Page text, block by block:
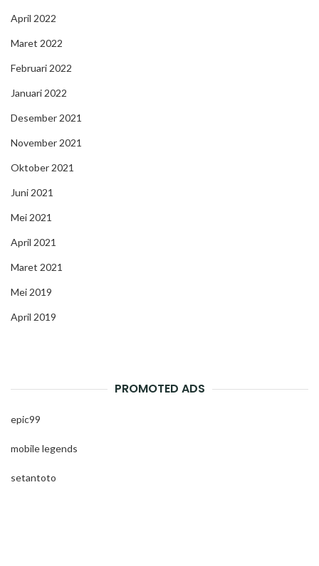
April 2022
Maret 2022
Februari 2022
Januari 2022
Desember 2021
November 2021
Oktober 2021
Juni 2021
Mei 2021
April 2021
Maret 2021
Mei 2019
April 2019
PROMOTED ADS
epic99
mobile legends
setantoto